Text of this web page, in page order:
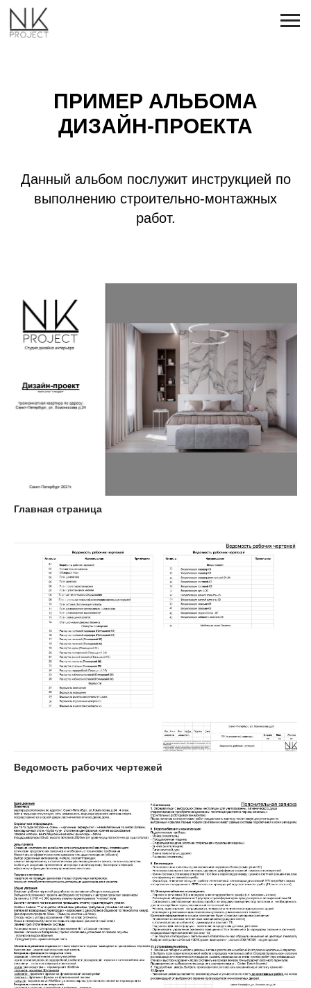
ПРИМЕР АЛЬБОМА
ДИЗАЙН-ПРОЕКТА
Данный альбом послужит инструкцией по
выполнению строительно-монтажных
работ.
Главная страница
Ведомость рабочих чертежей